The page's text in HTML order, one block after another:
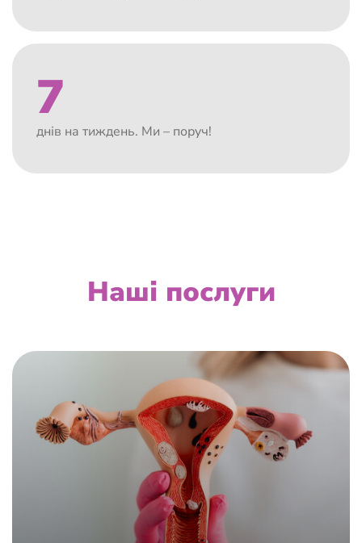
7
днів на тиждень. Ми – поруч!
Наші послуги